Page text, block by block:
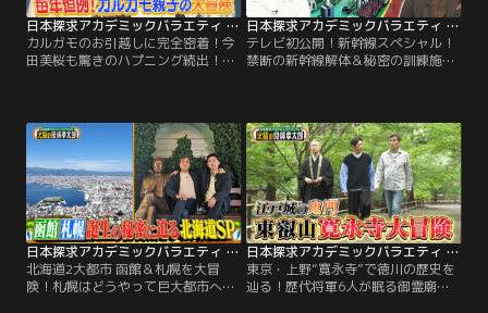
日本探求アカデミックバラエティ 火曜の良純孝太郎 カルガモのお引越しに完全密着！今田美桜も驚きのハプニング続出！？
カルガモのお引越しに完全密着！今
田美桜も驚きのハプニング続出！？
始！？お寺で生まれたヒナたちが約
1キロ離れた池を目指す大冒険！弱
ったヒナを狙うカラスに車が行き交
う道路などゲストの今田美桜も驚き
のハプニング続出！！
日本探求アカデミックバラエティ 火曜の良純孝太郎 テレビ初公開！新幹線スペシャル！禁断の新幹線解体＆秘密の訓練施設
テレビ初公開！新幹線スペシャル！
禁断の新幹線解体＆秘密の訓練施設
が世界に誇る新幹線のとっておき映
像満載！現在は報道規制で撮影でき
ない新幹線輸送の秘蔵映像に メディ
ア初潜入！“秘密の訓練施設”も！さ
らに！
日本探求アカデミックバラエティ 火曜の良純孝太郎 北海道2大都市 函館＆札幌を大冒険！札幌はどうやって巨大都市へと発展したのか！？
北海道2大都市 函館＆札幌を大冒
険！札幌はどうやって巨大都市へと
日本探求アカデミックバラエティ 火曜の良純孝太郎 東京・上野“寛永寺”で徳川の歴史を辿る！歴代将軍6人が眠る御霊廟も特別拝観！
東京・上野“寛永寺”で徳川の歴史を
辿る！歴代将軍6人が眠る御霊廟も